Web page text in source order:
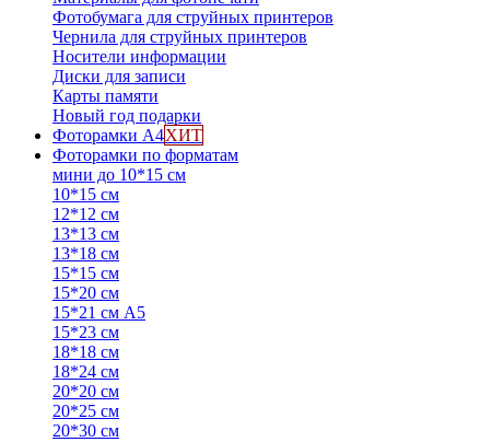
Фотобумага для струйных принтеров
Чернила для струйных принтеров
Носители информации
Диски для записи
Карты памяти
Новый год подарки
Фоторамки А4ХИТ
Фоторамки по форматам
мини до 10*15 см
10*15 см
12*12 см
13*13 см
13*18 см
15*15 см
15*20 см
15*21 см А5
15*23 см
18*18 см
18*24 см
20*20 см
20*25 см
20*30 см